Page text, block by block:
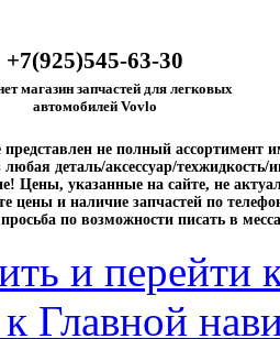
+7(925)545-63-30
магазин запчастей для легковых
автомобилей Vovlo
представлен не полный ассортимент
любая деталь/аксессуар/техжидкость/
Цены, указанные на сайте, не
цены и наличие запчастей по
по возможности писать в
и перейти
Главной